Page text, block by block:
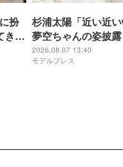
扮
きた
れ
杉浦太陽「近い近
夢空ちゃんの姿披
らない」「全てが愛
2026.08.07 13:40
モデルプレス